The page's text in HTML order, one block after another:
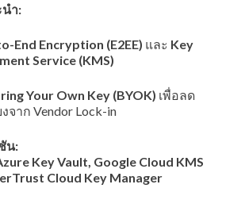
ำ:
End Encryption (E2EE) และ Key
Service (KMS)
Your Own Key (BYOK) เพื่อลด
จาก Vendor Lock-in
น:
Key Vault, Google Cloud KMS
Cloud Key Manager